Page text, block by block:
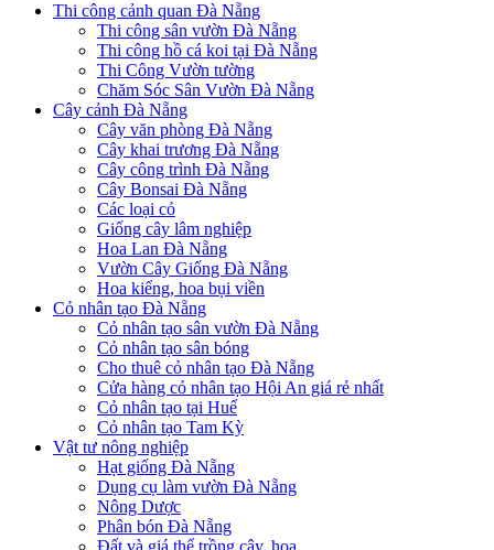
Thi công cảnh quan Đà Nẵng
Thi công sân vườn Đà Nẵng
Thi công hồ cá koi tại Đà Nẵng
Thi Công Vườn tường
Chăm Sóc Sân Vườn Đà Nẵng
Cây cảnh Đà Nẵng
Cây văn phòng Đà Nẵng
Cây khai trương Đà Nẵng
Cây công trình Đà Nẵng
Cây Bonsai Đà Nẵng
Các loại cỏ
Giống cây lâm nghiệp
Hoa Lan Đà Nẵng
Vườn Cây Giống Đà Nẵng
Hoa kiểng, hoa bụi viền
Cỏ nhân tạo Đà Nẵng
Cỏ nhân tạo sân vườn Đà Nẵng
Cỏ nhân tạo sân bóng
Cho thuê cỏ nhân tạo Đà Nẵng
Cửa hàng cỏ nhân tạo Hội An giá rẻ nhất
Cỏ nhân tạo tại Huế
Cỏ nhân tạo Tam Kỳ
Vật tư nông nghiệp
Hạt giống Đà Nẵng
Dụng cụ làm vườn Đà Nẵng
Nông Dược
Phân bón Đà Nẵng
Đất và giá thể trồng cây, hoa